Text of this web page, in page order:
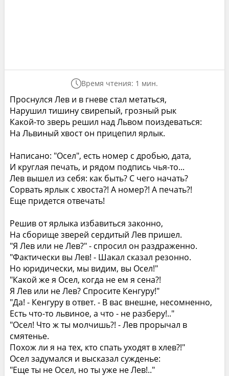
Время чтения: 1 мин.
Проснулся Лев и в гневе стал метаться,
Нарушил тишину свирепый, грозный рык
Какой-то зверь решил над Львом поиздеваться:
На Львиный хвост он прицепил ярлык.
Написано: "Осел", есть номер с дробью, дата,
И круглая печать, и рядом подпись чья-то...
Лев вышел из себя: как быть? С чего начать?
Сорвать ярлык с хвоста?! А номер?! А печать?!
Еще придется отвечать!
Решив от ярлыка избавиться законно,
На сборище зверей сердитый Лев пришел.
"Я Лев или не Лев?" - спросил он раздраженно.
"Фактически вы Лев! - Шакал сказал резонно.
Но юридически, мы видим, вы Осел!"
"Какой же я Осел, когда не ем я сена?!
Я Лев или не Лев? Спросите Кенгуру!"
"Да! - Кенгуру в ответ. - В вас внешне, несомненно,
Есть что-то львиное, а что - не разберу!.."
"Осел! Что ж ты молчишь?! - Лев прорычал в
смятенье.
Похож ли я на тех, кто спать уходят в хлев?!"
Осел задумался и высказал сужденье:
"Еще ты не Осел, но ты уже не Лев!.."